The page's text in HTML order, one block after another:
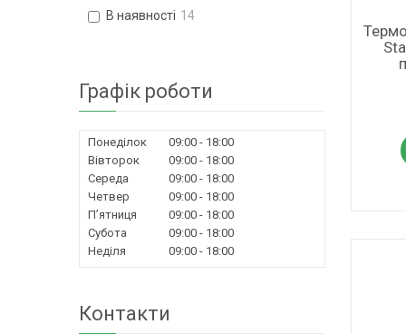
В наявності 14
Графік роботи
Понеділок 09:00
18:00
Вівторок
09:00
18:00
Середа
09:00
18:00
Четвер
09:00
18:00
Пʼятниця
09:00
18:00
Субота
09:00
18:00
Неділя
09:00 18:00
Контакти